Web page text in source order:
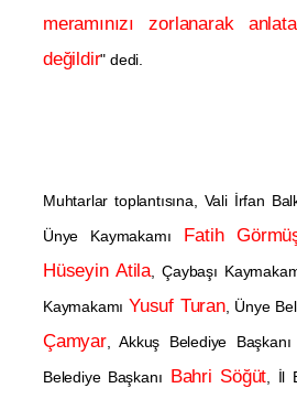
meramınızı zorlanarak
değildir" dedi.
Muhtarlar toplantısına, Vali İrfan
Ünye Kaymakamı
Fatih
Hüseyin Atila, Çaybaşı
Kaymakamı Yusuf Turan, Ünye
Çamyar, Akkuş Belediye Başkanı
Belediye Başkanı Bahri Söğüt , İl